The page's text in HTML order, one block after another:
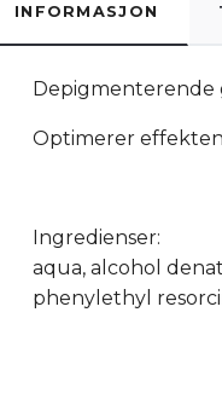
INFORMASJON
Depigmenterende
Optimerer
Ingredienser:
aqua, alcohol
phenylethyl